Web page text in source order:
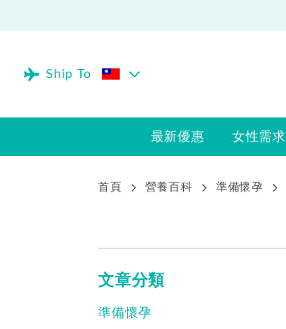
Ship To
最新優惠 女性需求
首頁 營養百科 準備懷孕
文章分類
準備懷孕